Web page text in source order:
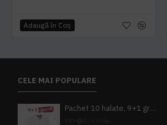
Adaugă în Coş
CELE MAI POPULARE
Pachet 10 halate, 9+1 gratuit